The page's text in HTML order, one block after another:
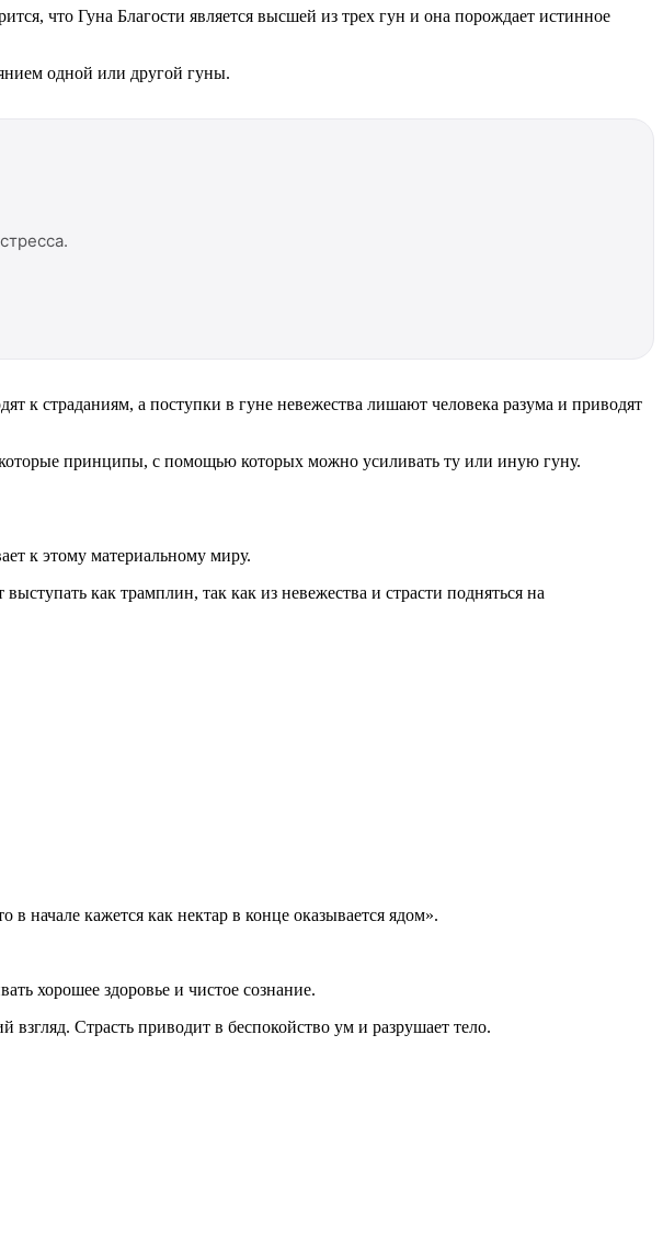
что Гуна Благости является высшей из трех гун и она порождает истинное
одной или другой гуны.
к страданиям, а поступки в гуне невежества лишают человека разума и приводят
принципы, с помощью которых можно усиливать ту или иную гуну.
к этому материальному миру.
как трамплин, так как из невежества и страсти подняться на
в начале кажется как нектар в конце оказывается ядом».
хорошее здоровье и чистое сознание.
взгляд. Страсть приводит в беспокойство ум и разрушает тело.